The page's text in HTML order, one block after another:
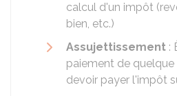
calcul d'un impôt
bien, etc.)
Assujettissement :
paiement de
devoir payer l'impôt